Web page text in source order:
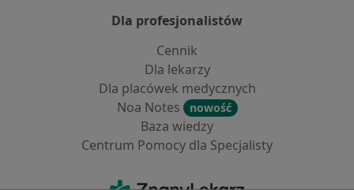
Dla profesjonalistów
Cennik
Dla lekarzy
Dla placówek medycznych
Noa Notes
nowość
Baza wiedzy
Centrum Pomocy dla Specjalisty
ZnanyLekarz - Strona główna